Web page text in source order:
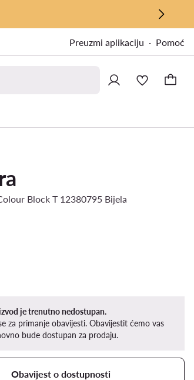
Preuzmi aplikaciju Pomoć
Block T 12380795 Bijela
je trenutno nedostupan.
za primanje obavijesti. Obavijestit ćemo vas
bude dostupan za prodaju.
Obavijest o dostupnosti